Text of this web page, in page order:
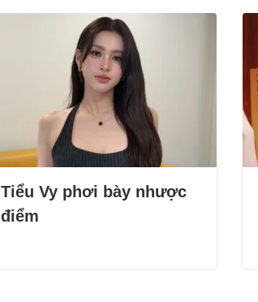
Tiểu Vy phơi bày nhược
điểm